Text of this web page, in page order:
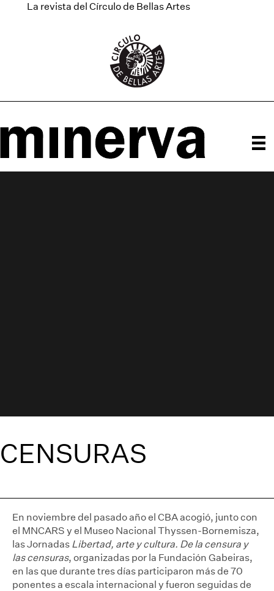
La revista del Círculo de Bellas Artes
CENSURAS
En noviembre del pasado año el CBA acogió, junto con
el MNCARS y el Museo Nacional Thyssen-Bornemisza,
las Jornadas Libertad, arte y cultura. De la censura y
las censuras, organizadas por la Fundación Gabeiras,
en las que durante tres días participaron más de 70
ponentes a escala internacional y fueron seguidas de